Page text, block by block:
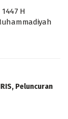
H
Peluncuran